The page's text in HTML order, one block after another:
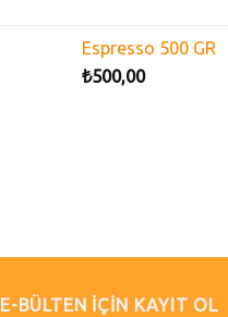
Espresso 500 GR
₺500,00
E-BÜLTEN İÇİN KAYIT OL